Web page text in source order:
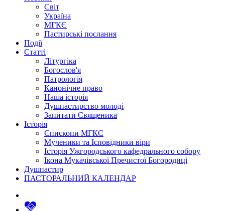
Світ
Україна
МГКЄ
Пастирські послання
Події
Статті
Літургіка
Богослов'я
Патрологія
Канонічне право
Наша історія
Душпастирство молоді
Запитати Священика
Історія
Єпископи МГКЄ
Мученики та Ісповідники віри
Історія Ужгородського кафедрального собору
Ікона Мукачівської Пречистої Богородиці
Душпастир
ПАСТОРАЛЬНИЙ КАЛЕНДАР